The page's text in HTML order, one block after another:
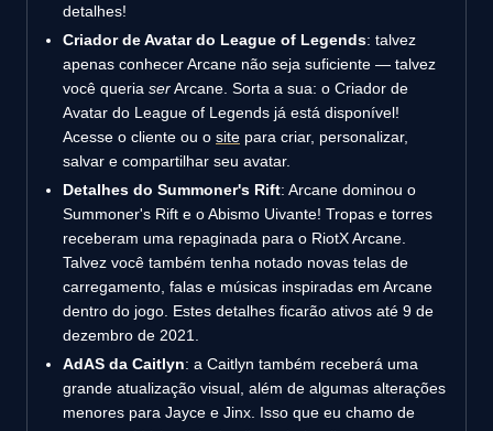
detalhes!
Criador de Avatar do League of Legends: talvez
apenas conhecer Arcane não seja suficiente — talvez
você queria serArcane. Sorta a sua: o Criador de
Avatar do League of Legends já está disponível!
Acesse o cliente ou o site para criar, personalizar,
salvar e compartilhar seu avatar.
Detalhes do Summoner's Rift: Arcane dominou o
Summoner's Rift e o Abismo Uivante! Tropas e torres
receberam uma repaginada para o RiotX Arcane.
Talvez você também tenha notado novas telas de
carregamento, falas e músicas inspiradas em Arcane
dentro do jogo. Estes detalhes ficarão ativos até 9 de
dezembro de 2021.
AdAS da Caitlyn: a Caitlyn também receberá uma
grande atualização visual, além de algumas alterações
menores para Jayce e Jinx. Isso que eu chamo de